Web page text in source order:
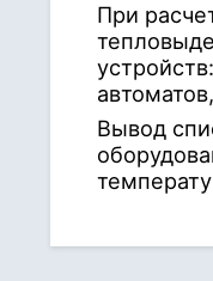
При
Вывод